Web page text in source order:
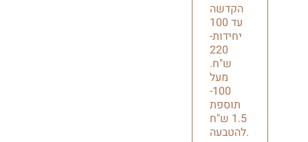
הקדשה
עד 100
יחידות-
220
ש"ח.
מעל
100-
תוספת
1.5 ש"ח
להטבעה.